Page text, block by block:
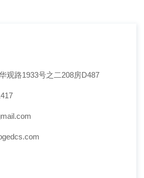
观路1933号之二208房D487